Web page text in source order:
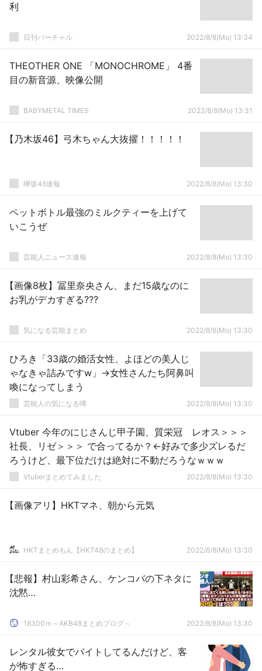
利
日刊バーチャル 2022/8/8(Mo) 13:34
THEOTHER ONE 「MONOCHROME」 4番
目の新音源、映像公開
BABYMETAL TIMES 2022/8/8(Mo) 13:31
【乃木坂46】弓木ちゃん大抜擢！！！！！
欅坂46速報 2022/8/8(Mo) 13:30
ペットボトル最強のミルクティーを上げて
いこうぜ
芸能人ニュース速報 2022/8/8(Mo) 13:30
【画像8枚】冨里奈央さん、まだ15歳なのに
お乳がデカすぎる???
気になる芸能まとめ 2022/8/8(Mo) 13:30
ひろき「33歳の婚活女性、よほどの美人じ
ゃなきゃ詰みですw」→女性さんたち阿鼻叫
喚になってしまう
芸能人の気になる噂 2022/8/8(Mo) 13:30
Vtuber 今年のにじさんじ甲子園、質栄冠 レオス＞＞＞
社長、リゼ＞＞＞ で合ってるか？←好みで多少ズレるだ
ろうけど、最下位だけは絶対に不動だろうなｗｗｗ
Vtuberまとめてみました 2022/8/8(Mo) 13:30
【画像アリ】HKTマネ、朝から元気
HKTまとめもん【HKT48のまとめ】 2022/8/8(Mo) 13:30
【悲報】村山彩希さん、ケンコバの下ネタに
沈黙…
18300ｍ～AKB48まとめブログ～ 2022/8/8(Mo) 13:30
レンタル彼女でバイトしてるんだけど、客
が怖すぎる…